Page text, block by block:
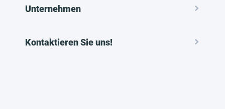
Unternehmen
Kontaktieren Sie uns!